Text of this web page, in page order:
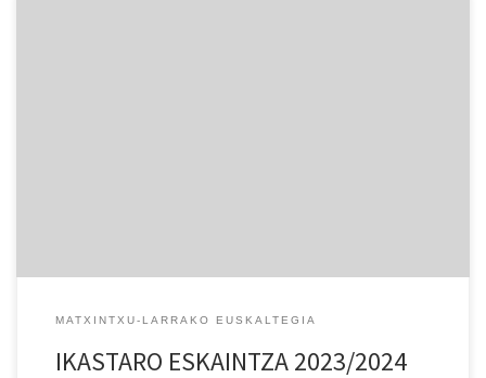
MATXINTXU-LARRAKO EUSKALTEGIA
IKASTARO ESKAINTZA 2023/2024